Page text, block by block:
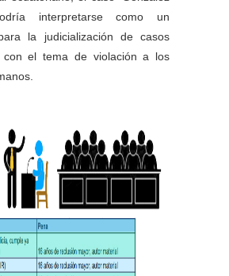
interpretarse como un
la judicialización de casos
con el tema de violación a los